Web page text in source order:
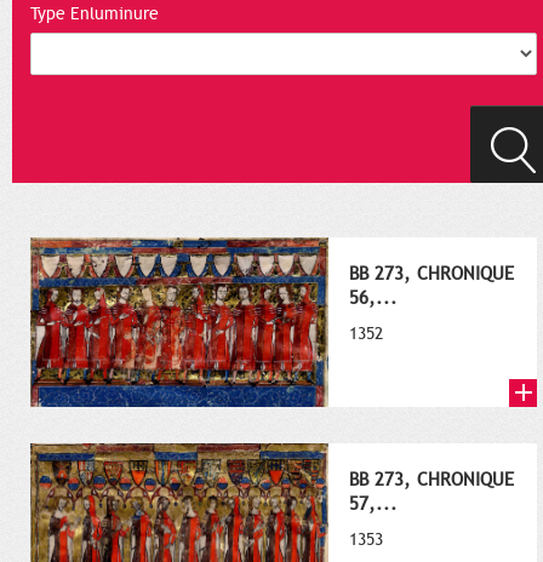
Type Enluminure
BB 273, CHRONIQUE
56,...
1352
BB 273, CHRONIQUE
57,...
1353